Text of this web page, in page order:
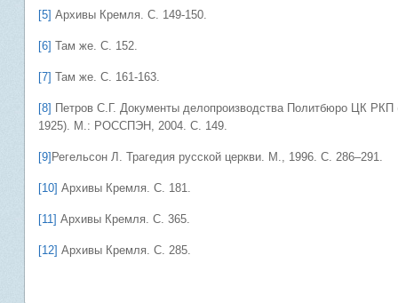
[5] Архивы Кремля. С. 149-150.
[6] Там же. С. 152.
[7] Там же. С. 161-163.
[8] Петров С.Г. Документы делопроизводства Политбюро ЦК РКП
1925). М.: РОССПЭН, 2004. С. 149.
[9] Регельсон Л. Трагедия русской церкви. М., 1996. С. 286–291.
[10] Архивы Кремля. С. 181.
[11] Архивы Кремля. С. 365.
[12] Архивы Кремля. С. 285.